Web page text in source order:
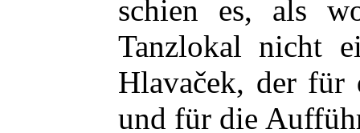
schien es, als
Tanzlokal nicht
Hlavaček, der für
und für die